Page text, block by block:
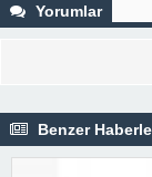
Yorumlar
Benzer